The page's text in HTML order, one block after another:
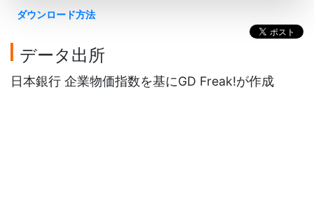
ダウンロード方法
データ出所
日本銀行 企業物価指数を基にGD Freak!が作成